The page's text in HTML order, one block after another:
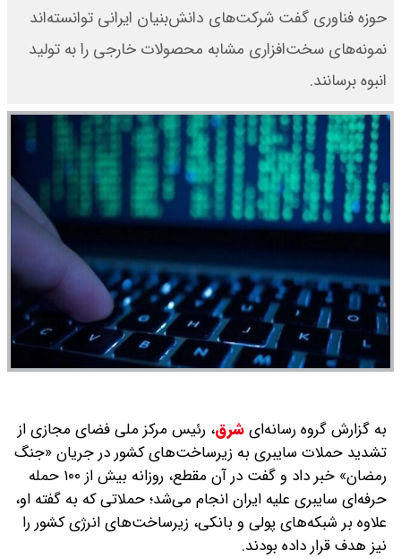
حوزه فناوری گفت شرکت‌های دانش‌بنیان ایرانی توانسته‌اند
نمونه‌های سخت‌افزاری مشابه محصولات خارجی را به تولید
انبوه برسانند.
به گزارش گروه رسانه‌ایشرق، رئیس مرکز ملی فضای مجازی از
تشدید حملات سایبری به زیرساخت‌های کشور در جریان «جنگ
رمضان» خبر داد و گفت در آن مقطع، روزانه بیش از ۱۰۰ حمله
حرفه‌ای سایبری علیه ایران انجام می‌شد؛ حملاتی که به گفته او،
علاوه بر شبکه‌های پولی و بانکی، زیرساخت‌های انرژی کشور را
نیز هدف قرار داده بودند.